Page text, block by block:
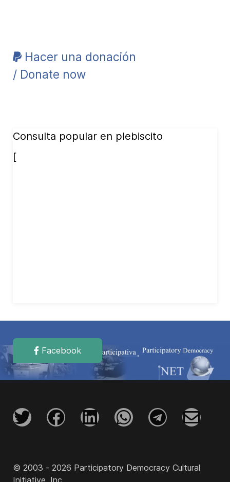
Hacer una donación
/ Donate now
Consulta popular en plebiscito
[
Facebook
© 2003 - 2026 Participatory Democracy Cultural
Initiative, Inc.